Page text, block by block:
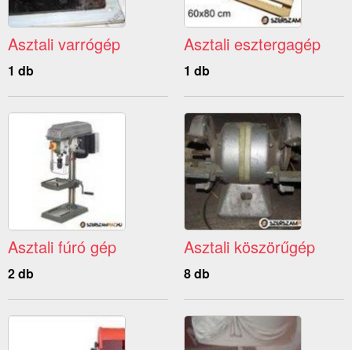
Asztali varrógép
1 db
Asztali esztergagép
1 db
Asztali fúró gép
2 db
Asztali köszörűgép
8 db